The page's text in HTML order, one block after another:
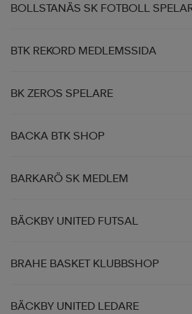
BOLLSTANÄS SK FOTBOLL
BTK REKORD MEDLEMSSIDA
BK ZEROS SPELARE
BACKA BTK SHOP
BARKARÖ SK MEDLEM
BÄCKBY UNITED FUTSAL
BRAHE BASKET KLUBBSHOP
BÄCKBY UNITED LEDARE